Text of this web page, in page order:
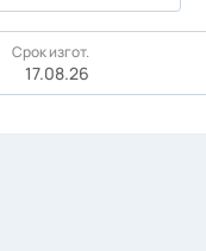
Срок изгот.
17.08.26